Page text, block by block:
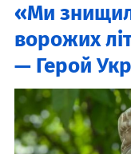
«Ми
ворожих
— Герой